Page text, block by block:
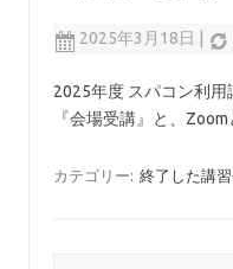
2025年3月18日
2025年度 スパコン利用
『会場受講』と、
カテゴリー: 終了した講